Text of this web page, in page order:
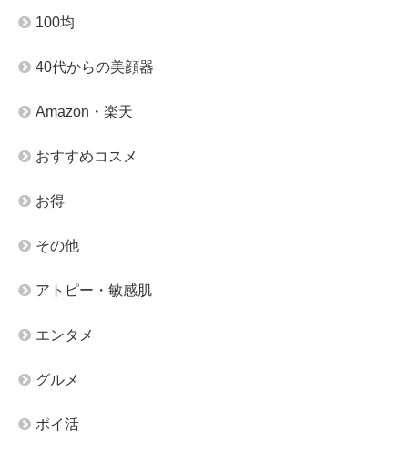
100均
40代からの美顔器
Amazon・楽天
おすすめコスメ
お得
その他
アトピー・敏感肌
エンタメ
グルメ
ポイ活